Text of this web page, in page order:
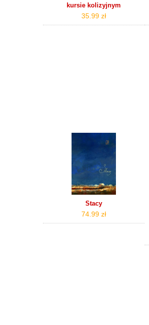
kursie kolizyjnym
35.99 zł
Stacy
74.99 zł